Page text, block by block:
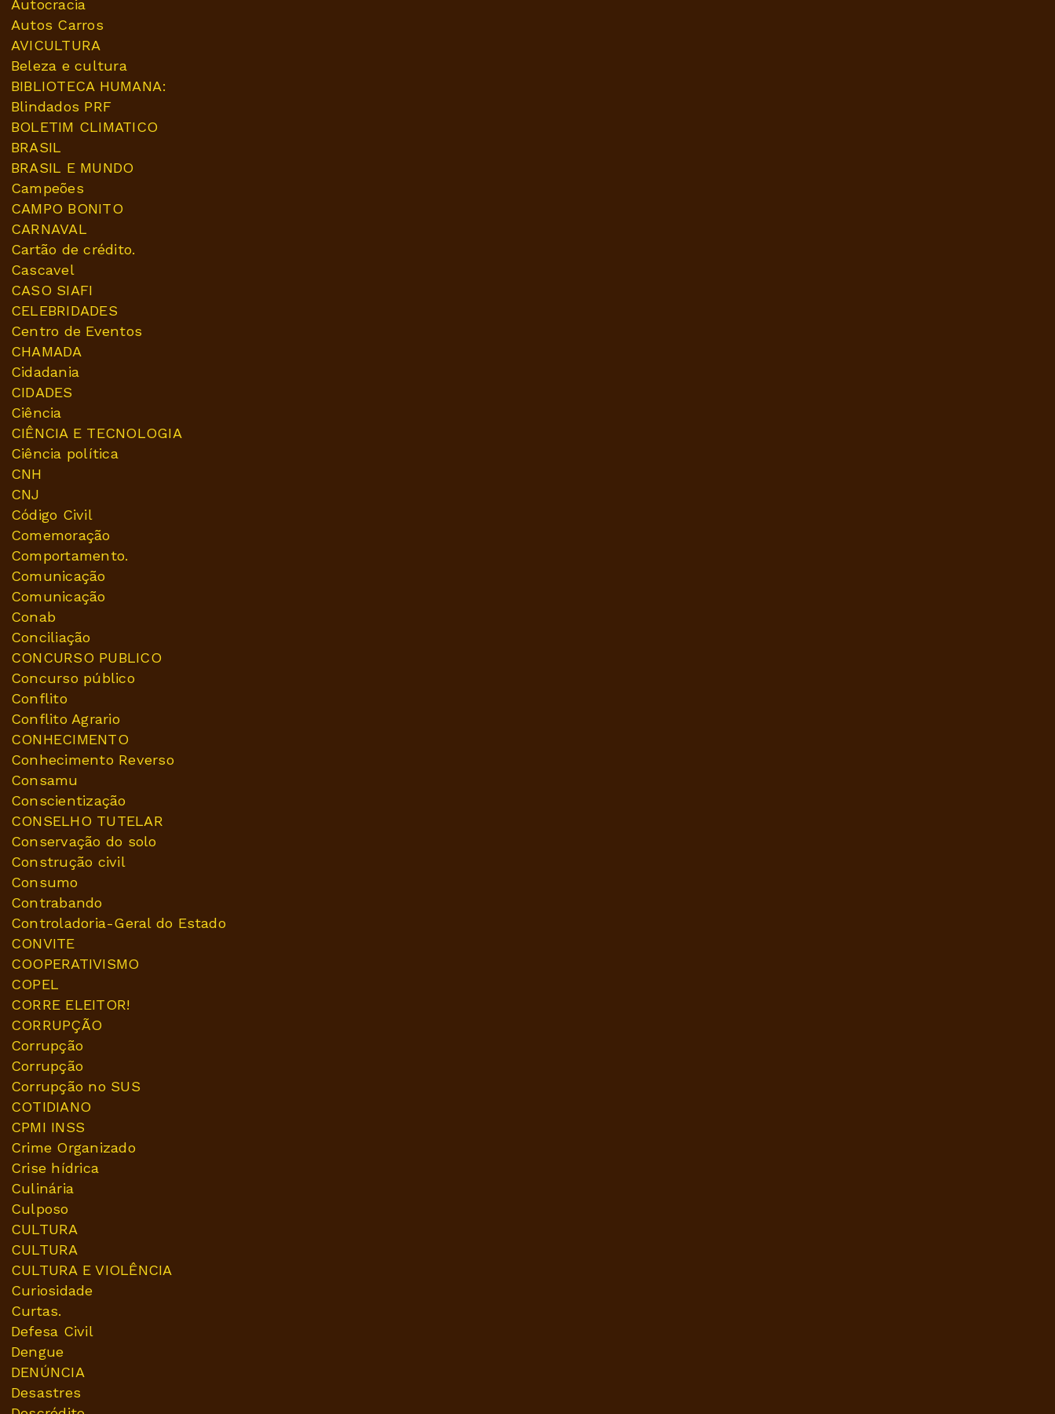
Autocracia
Autos Carros
AVICULTURA
Beleza e cultura
BIBLIOTECA HUMANA:
Blindados PRF
BOLETIM CLIMATICO
BRASIL
BRASIL E MUNDO
Campeões
CAMPO BONITO
CARNAVAL
Cartão de crédito.
Cascavel
CASO SIAFI
CELEBRIDADES
Centro de Eventos
CHAMADA
Cidadania
CIDADES
Ciência
CIÊNCIA E TECNOLOGIA
Ciência política
CNH
CNJ
Código Civil
Comemoração
Comportamento.
Comunicação
Comunicação
Conab
Conciliação
CONCURSO PUBLICO
Concurso público
Conflito
Conflito Agrario
CONHECIMENTO
Conhecimento Reverso
Consamu
Conscientização
CONSELHO TUTELAR
Conservação do solo
Construção civil
Consumo
Contrabando
Controladoria-Geral do Estado
CONVITE
COOPERATIVISMO
COPEL
CORRE ELEITOR!
CORRUPÇÃO
Corrupção
Corrupção
Corrupção no SUS
COTIDIANO
CPMI INSS
Crime Organizado
Crise hídrica
Culinária
Culposo
CULTURA
CULTURA
CULTURA E VIOLÊNCIA
Curiosidade
Curtas.
Defesa Civil
Dengue
DENÚNCIA
Desastres